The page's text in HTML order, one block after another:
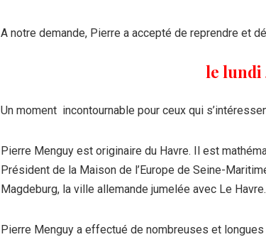
A notre demande, Pierre a accepté de reprendre et
le lundi
Un moment incontournable pour ceux qui
Pierre Menguy est originaire du Havre. Il est
Président de la Maison de l’Europe de Seine-
Magdeburg, la ville allemande jumelée avec Le Havre.
Pierre Menguy a effectué de nombreuses et